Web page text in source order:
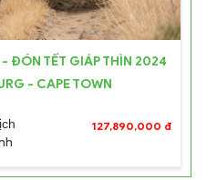
ĐÓN TẾT GIÁP THÌN 2024
- CAPE TOWN
127,890,000 đ